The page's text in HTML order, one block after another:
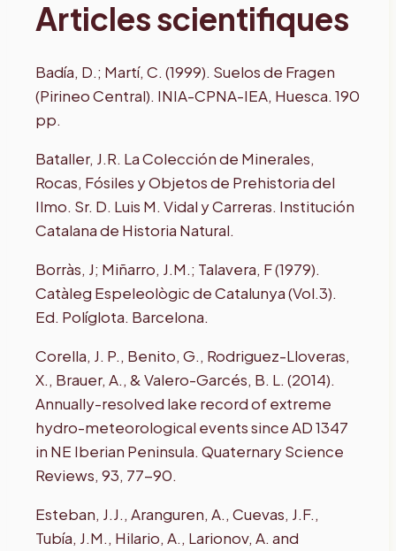
Articles scientifiques
Badía, D.; Martí, C. (1999). Suelos de Fragen
(Pirineo Central). INIA-CPNA-IEA, Huesca. 190
pp.
Bataller, J.R. La Colección de Minerales,
Rocas, Fósiles y Objetos de Prehistoria del
Ilmo. Sr. D. Luis M. Vidal y Carreras. Institución
Catalana de Historia Natural.
Borràs, J; Miñarro, J.M.; Talavera, F (1979).
Catàleg Espeleològic de Catalunya (Vol.3).
Ed. Políglota. Barcelona.
Corella, J. P., Benito, G., Rodriguez-Lloveras,
X., Brauer, A., & Valero-Garcés, B. L. (2014).
Annually-resolved lake record of extreme
hydro-meteorological events since AD 1347
in NE Iberian Peninsula. Quaternary Science
Reviews, 93, 77-90.
Esteban, J.J., Aranguren, A., Cuevas, J.F.,
Tubía, J.M., Hilario, A., Larionov, A. and